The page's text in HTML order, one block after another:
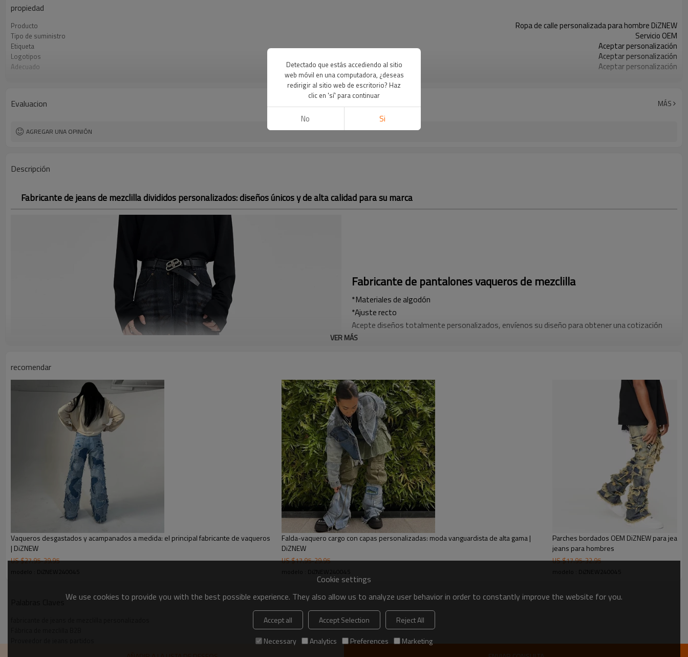
propiedad
Producto Ropa de calle personalizada para hombre DiZNEW
Tipo de suministro Servicio OEM
Etiqueta Aceptar personalización
Logotipos Aceptar personalización
Adecuado Aceptar personalización
30 piezas
VER MÁS
Evaluacion MÁS
AGREGAR UNA OPINIÓN
Descripción
Fabricante de jeans de mezclilla divididos personalizados: diseños únicos y de alta calidad para su marca
Fabricante de pantalones vaqueros de mezclilla
*Materiales de algodón
*Ajuste recto
Acepte diseños totalmente personalizados, envíenos su diseño para obtener una cotización
rápida.
personalizadas. Como fábrica B2B líder, nos especializamos en crear diseños únicos y de alta
calidad adaptados a las especificaciones de su marca. Nuestros jeans de mezclilla con
aberturas presentan un diseño innovador que agrega un toque moderno a una pieza clásica,
perfecto para marcas vanguardistas. Fabricados con mezclilla duradera, estos jeans garantizan
comodidad y durabilidad. Permítanos ayudarlo a destacarse en el mercado con nuestros
productos de mezclilla exclusivos y hechos a medida”.
VER MÁS
recomendar
Vaqueros desgastados y acampanados a medida: el principal fabricante de vaqueros
| DiZNEW
US $27.95-39.95
modelo : DiZNEW240045
Falda-vaquero cargo con capas personalizadas: moda vanguardista de alta gama |
DiZNEW
US $17.95-29.95
modelo : DiZNEW240045
Parches bordados OEM DiZNEW para
jeans para hombres
US $17.95-32.95
modelo : DiZNEW240045
Cookie settings
We use cookies to provide you with the best possible experience. They also allow us to analyze user behavior in order to constantly improve the website for you.
Accept all Accept Selection
Reject All
Necessary
Analytics Preferences Marketing
Detectado que estás accediendo al sitio
web móvil en una computadora, ¿deseas
redirigir al sitio web de escritorio? Haz
clic en 'sí' para continuar
No Si